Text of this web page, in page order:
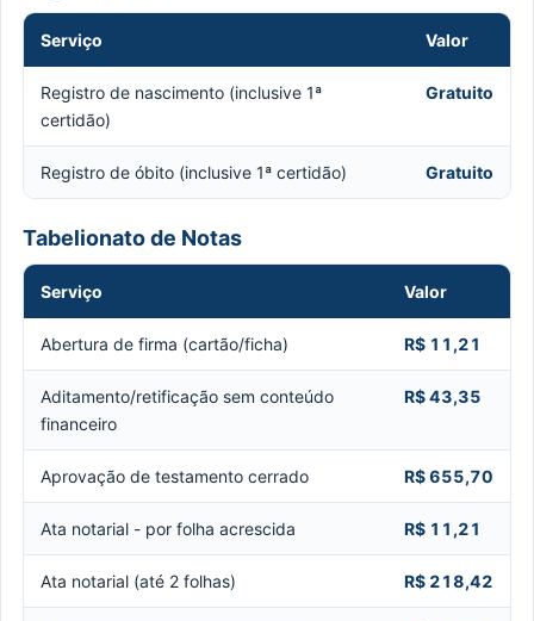
Serviço Valor
Registro de nascimento (inclusive 1ª
certidão)
Gratuito
Registro de óbito (inclusive 1ª certidão) Gratuito
Tabelionato de Notas
Serviço Valor
Abertura de firma (cartão/ficha) R$ 11,21
Aditamento/retificação sem conteúdo
financeiro
R$ 43,35
Aprovação de testamento cerrado R$ 655,70
Ata notarial - por folha acrescida R$ 11,21
Ata notarial (até 2 folhas) R$ 218,42